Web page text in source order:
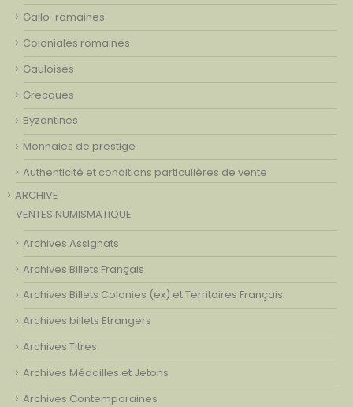
Gallo-romaines
Coloniales romaines
Gauloises
Grecques
Byzantines
Monnaies de prestige
Authenticité et conditions particulières de vente
ARCHIVE
VENTES NUMISMATIQUE
Archives Assignats
Archives Billets Français
Archives Billets Colonies (ex) et Territoires Français
Archives billets Etrangers
Archives Titres
Archives Médailles et Jetons
Archives Contemporaines